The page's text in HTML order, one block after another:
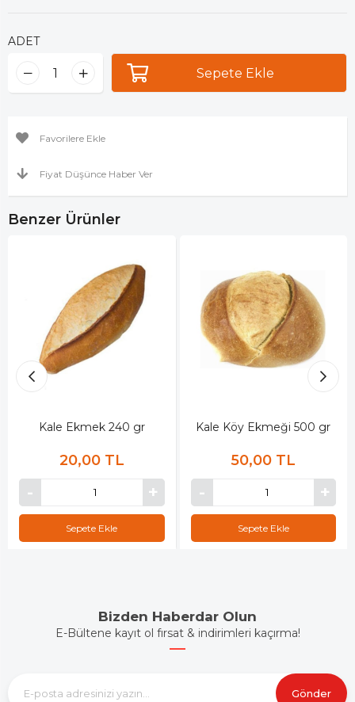
ADET
Favorilere Ekle
Fiyat Düşünce Haber Ver
Benzer Ürünler
Kale Ekmek 240 gr
20,00 TL
Sepete Ekle
Kale Köy Ekmeği 500 gr
50,00 TL
Sepete Ekle
Bizden Haberdar Olun
E-Bültene kayıt ol fırsat & indirimleri kaçırma!
Gönder